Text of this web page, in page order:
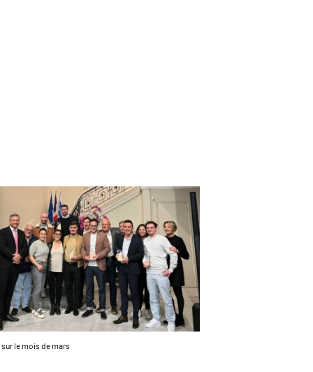
le mois de mars